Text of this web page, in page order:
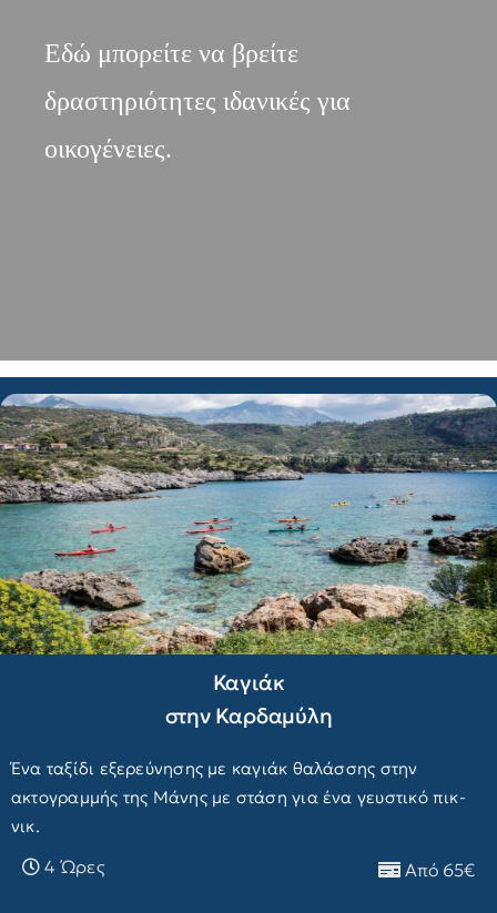
Εδώ μπορείτε να βρείτε
δραστηριότητες ιδανικές για
οικογένειες.
Καγιάκ
στην Καρδαμύλη
Ένα ταξίδι εξερεύνησης με καγιάκ θαλάσσης στην
ακτογραμμής της Μάνης με στάση για ένα γευστικό πικ-
νικ.
4 Ώρες Από 65€